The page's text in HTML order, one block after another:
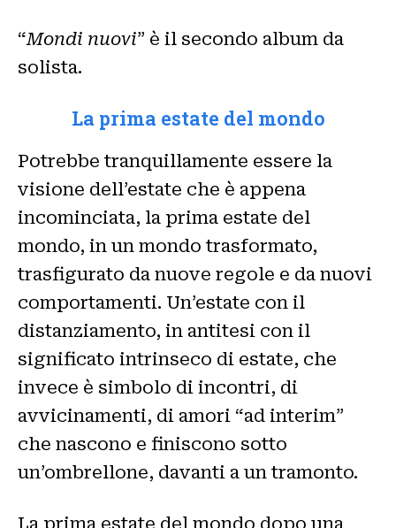
“Mondi nuovi” è il secondo album da
solista.
La prima estate del mondo
Potrebbe tranquillamente essere la
visione dell’estate che è appena
incominciata, la prima estate del
mondo, in un mondo trasformato,
trasfigurato da nuove regole e da nuovi
comportamenti. Un’estate con il
distanziamento, in antitesi con il
significato intrinseco di estate, che
invece è simbolo di incontri, di
avvicinamenti, di amori “ad interim”
che nascono e finiscono sotto
un’ombrellone, davanti a un tramonto.